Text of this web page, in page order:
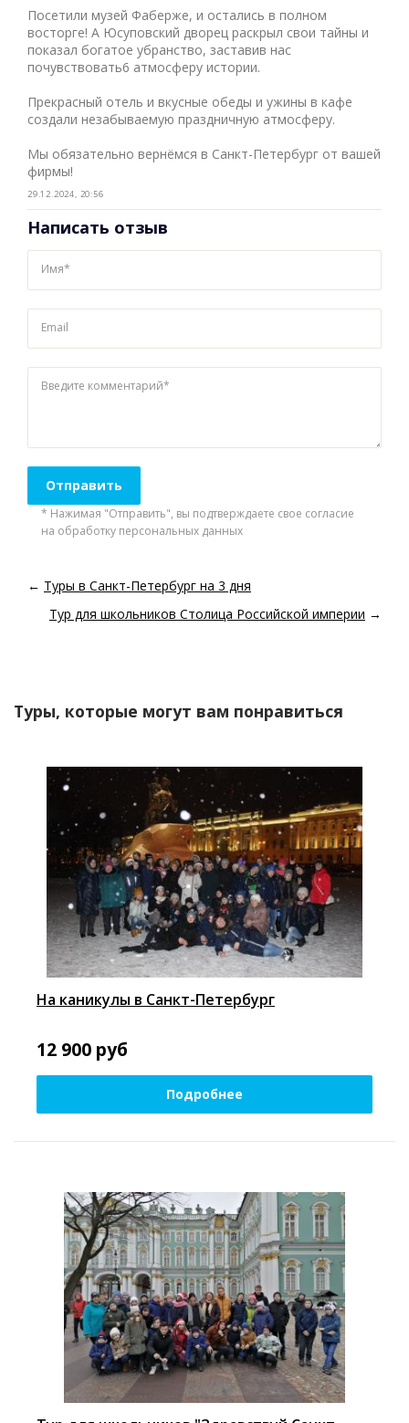
Посетили музей Фаберже, и остались в полном
восторге! А Юсуповский дворец раскрыл свои тайны и
показал богатое убранство, заставив нас
почувствовать6 атмосферу истории.
Прекрасный отель и вкусные обеды и ужины в кафе
создали незабываемую праздничную атмосферу.
Мы обязательно вернёмся в Санкт-Петербург от вашей
фирмы!
29.12.2024, 20:56
Написать отзыв
Имя*
Email
Введите комментарий*
* Нажимая "Отправить", вы подтверждаете свое согласие
на обработку персональных данных
← Туры в Санкт-Петербург на 3 дня
Тур для школьников Столица Российской империи →
Туры, которые могут вам понравиться
На каникулы в Санкт-Петербург
12 900 руб
Подробнее